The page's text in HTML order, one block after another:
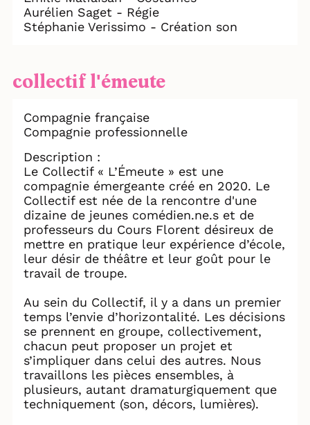
Aurélien Saget - Régie
Stéphanie Verissimo - Création son
collectif l'émeute
Compagnie française
Compagnie professionnelle
Description :
Le Collectif « L’Émeute » est une
compagnie émergeante créé en 2020. Le
Collectif est née de la rencontre d'une
dizaine de jeunes comédien.ne.s et de
professeurs du Cours Florent désireux de
mettre en pratique leur expérience d’école,
leur désir de théâtre et leur goût pour le
travail de troupe.
Au sein du Collectif, il y a dans un premier
temps l’envie d’horizontalité. Les décisions
se prennent en groupe, collectivement,
chacun peut proposer un projet et
s’impliquer dans celui des autres. Nous
travaillons les pièces ensembles, à
plusieurs, autant dramaturgiquement que
techniquement (son, décors, lumières).